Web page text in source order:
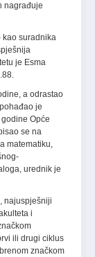
nagrađuje
kao suradnika
je Esma
a odrastao
je
Opće
se na
matematiku,
urednik je
najuspješniji
i
ili drugi ciklus
značkom